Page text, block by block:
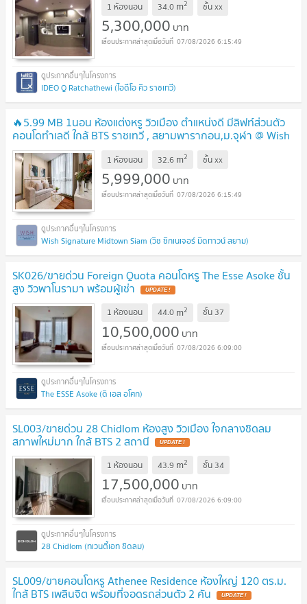
1 ห้องนอน 34.0 m2 ชั้นxx
5,300,000 บาท
07/08/2026 6:15:49
IDEO Q Ratchathewi (ไอดีโอ คิว ราชเทวี)
🔥5.99 MB 1นอน ห้องแต่งหรู วิวเมือง ตำแหน่งดี มีลิฟท์ส่วนตัว
คอนโดทำเลดี ใกล้ BTS ราชเทวี , สยามพารากอน,ม.จุฬา @ Wish
Signature Midtown Siam
1 ห้องนอน 32.6 m2 ชั้นxx
5,999,000 บาท
07/08/2026 6:15:49
Wish Signature Midtown Siam (วิช ซิกเนเจอร์ มิดทาวน์ สยาม)
SK026/ขายด่วน Foreign Quota คอนโดหรู The Esse Asoke ชั้น
สูง วิวพาโนรามา พร้อมผู้เช่า
1 ห้องนอน 44.0 m2 ชั้น 37
10,500,000 บาท
07/08/2026 6:09:00
The ESSE Asoke (ดิ เอส อโศก)
SL003/ขายด่วน 28 Chidlom ห้องสูง วิวเมือง ใจกลางชิดลม
สภาพใหม่มาก ใกล้ BTS 2 สถานี
1 ห้องนอน 43.9 m2 ชั้น 34
17,500,000 บาท
07/08/2026 6:09:00
28 Chidlom (ทเวนตี้เอท ชิดลม)
SL009/ขายคอนโดหรู Athenee Residence ห้องใหญ่ 120 ตร.ม.
ใกล้ BTS เพลินจิต พร้อมที่จอดรถส่วนตัว 2 คัน